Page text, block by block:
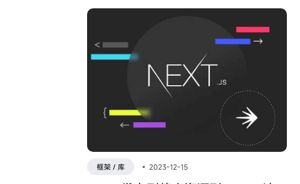
细探讨该问题的表现、原因，并提供相应的解
框架 / 库 • 2023-12-15